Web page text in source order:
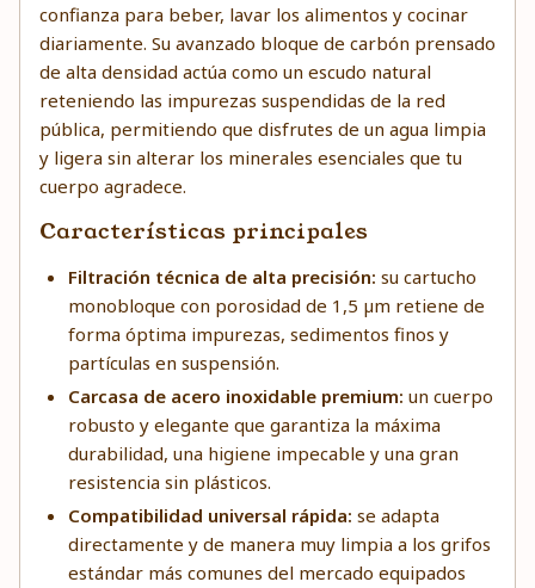
confianza para beber, lavar los alimentos y cocinar
diariamente. Su avanzado bloque de carbón prensado
de alta densidad actúa como un escudo natural
reteniendo las impurezas suspendidas de la red
pública, permitiendo que disfrutes de un agua limpia
y ligera sin alterar los minerales esenciales que tu
cuerpo agradece.
Características principales
Filtración técnica de alta precisión: su cartucho
monobloque con porosidad de 1,5 µm retiene de
forma óptima impurezas, sedimentos finos y
partículas en suspensión.
Carcasa de acero inoxidable premium: un cuerpo
robusto y elegante que garantiza la máxima
durabilidad, una higiene impecable y una gran
resistencia sin plásticos.
Compatibilidad universal rápida: se adapta
directamente y de manera muy limpia a los grifos
estándar más comunes del mercado equipados